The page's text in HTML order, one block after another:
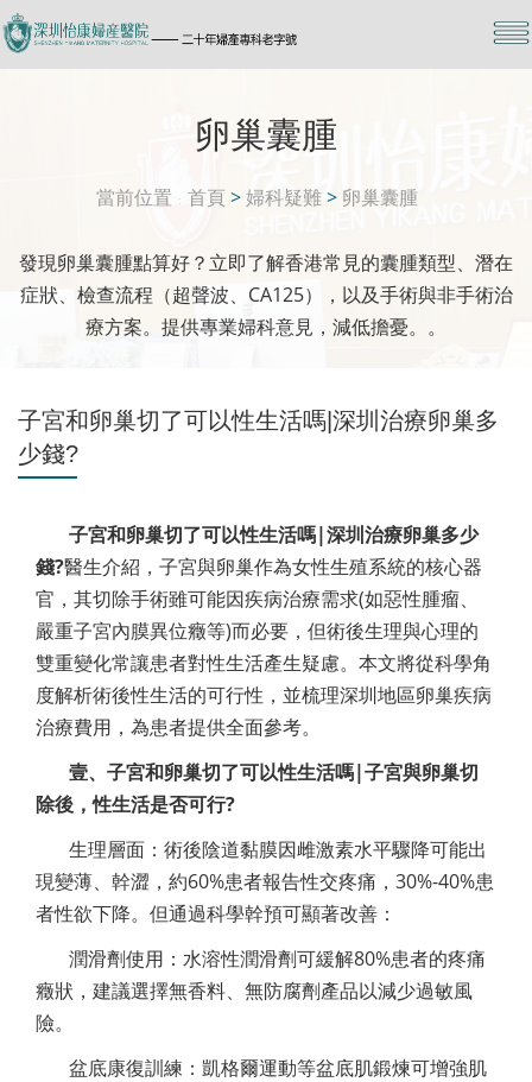
卵巢囊腫
當前位置 首頁 >婦科疑難> 卵巢囊腫
發現卵巢囊腫點算好？立即了解香港常見的囊腫類型、潛在
症狀、檢查流程（超聲波、CA125），以及手術與非手術治
療方案。提供專業婦科意見，減低擔憂。。
子宮和卵巢切了可以性生活嗎|深圳治療卵巢多
少錢?
子宮和卵巢切了可以性生活嗎|深圳治療卵巢多少
錢?醫生介紹，子宮與卵巢作為女性生殖系統的核心器
官，其切除手術雖可能因疾病治療需求(如惡性腫瘤、
嚴重子宮內膜異位癥等)而必要，但術後生理與心理的
雙重變化常讓患者對性生活產生疑慮。本文將從科學角
度解析術後性生活的可行性，並梳理深圳地區卵巢疾病
治療費用，為患者提供全面參考。
壹、子宮和卵巢切了可以性生活嗎|子宮與卵巢切
除後，性生活是否可行?
生理層面：術後陰道黏膜因雌激素水平驟降可能出
現變薄、幹澀，約60%患者報告性交疼痛，30%-40%患
者性欲下降。但通過科學幹預可顯著改善：
潤滑劑使用：水溶性潤滑劑可緩解80%患者的疼痛
癥狀，建議選擇無香料、無防腐劑產品以減少過敏風
險。
盆底康復訓練：凱格爾運動等盆底肌鍛煉可增強肌